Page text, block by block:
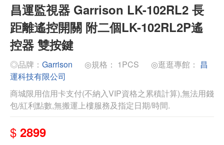
昌運監視器 Garrison LK-102RL2 長
距離遙控開關 附二個LK-102RL2P遙
控器 雙按鍵
◎品牌： Garrison ◎規格： 1PCS ◎逛逛專館： 昌
運科技有限公司
商城限用信用卡支付(不納入VIP資格之累積計算),無法用錢
包/紅利點數,無搬運上樓服務及指定日期/時間.
$ 2899